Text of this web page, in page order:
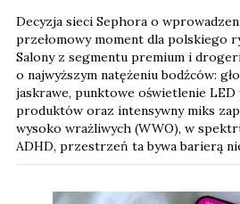
Decyzja sieci Sephora o
przełomowy moment dla polskiego
Salony z segmentu premium i
o najwyższym natężeniu bodźców:
jaskrawe, punktowe oświetlenie LED
produktów oraz intensywny miks
wysoko wrażliwych (WWO), w
ADHD, przestrzeń ta bywa barierą